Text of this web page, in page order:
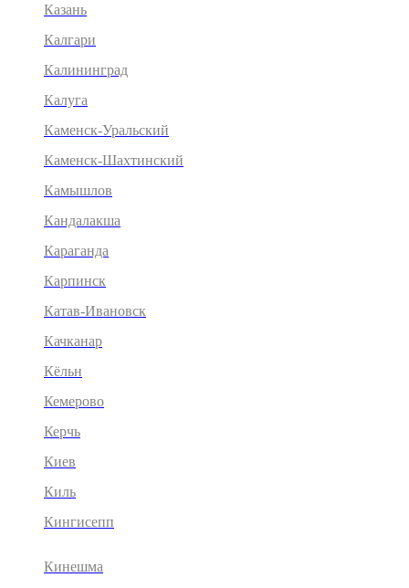
Казань
Калгари
Калининград
Калуга
Каменск-Уральский
Каменск-Шахтинский
Камышлов
Кандалакша
Караганда
Карпинск
Катав-Ивановск
Качканар
Кёльн
Кемерово
Керчь
Киев
Киль
Кингисепп
Кинешма